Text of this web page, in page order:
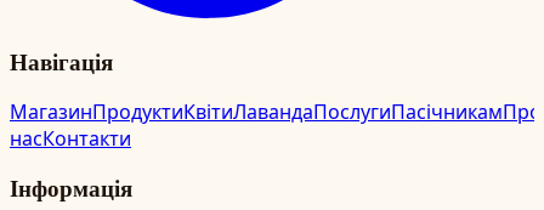
Навігація
МагазинПродуктиКвітиЛавандаПослугиПасічникамПро
насКонтакти
Інформація